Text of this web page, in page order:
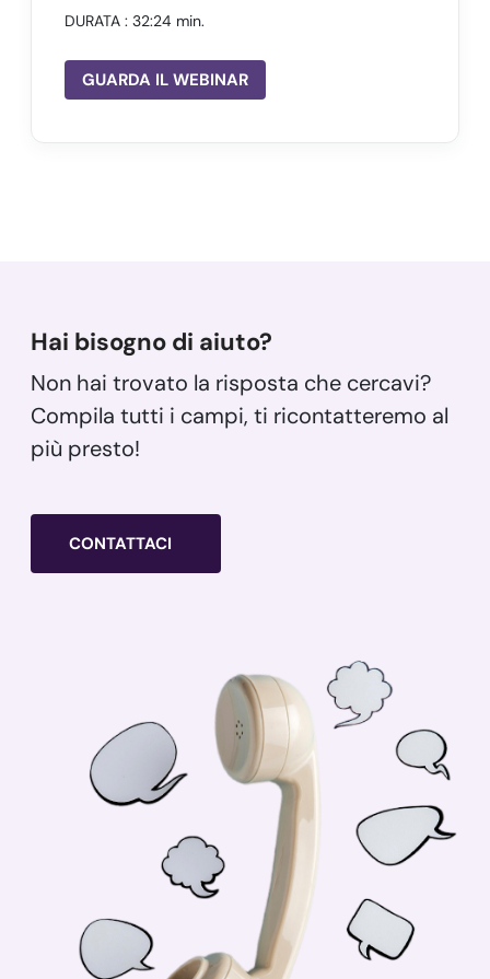
DURATA : 32:24 min.
GUARDA IL WEBINAR
Hai bisogno di aiuto?
Non hai trovato la risposta che cercavi?
Compila tutti i campi, ti ricontatteremo al
più presto!
CONTATTACI